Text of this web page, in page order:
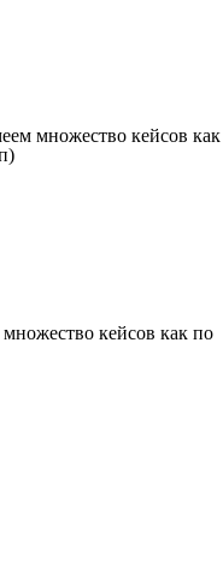
множество кейсов как
кейсов как по